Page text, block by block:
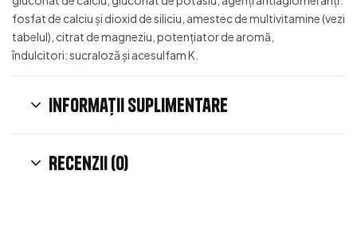
fosfat de calciu şi dioxid de siliciu, amestec de multivitamine (vezi
tabelul), citrat de magneziu, potenţiator de aromă,
îndulcitori: sucraloză şi acesulfam K.
Informații suplimentare
Recenzii (0)